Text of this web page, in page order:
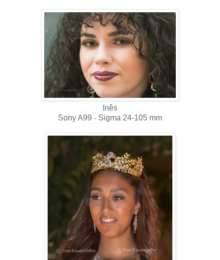
Inês
Sony A99 - Sigma 24-105 mm